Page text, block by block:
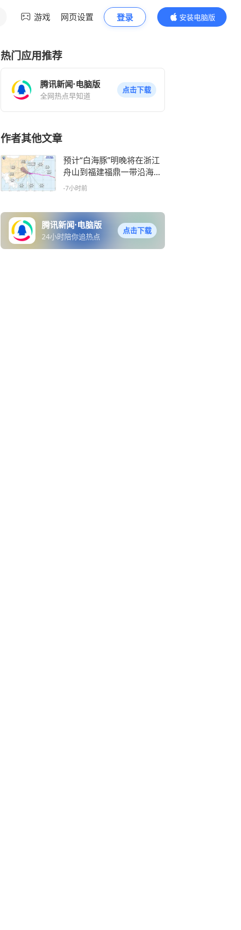
游戏 网页设置 登录
安装电脑版
内容更精彩
热门应用推荐
腾讯新闻·电脑版
全网热点早知道
点击下载
作者其他文章
预计“白海豚”明晚将在浙江
舟山到福建福鼎一带沿海登
陆
-7小时前
腾讯新闻·电脑版
24小时陪你追热点
点击下载